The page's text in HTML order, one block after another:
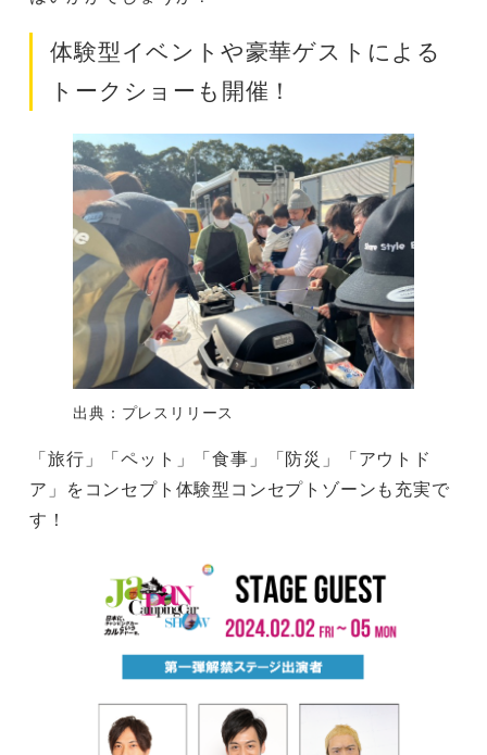
体験型イベントや豪華ゲストによる
トークショーも開催！
出典：プレスリリース
「旅行」「ペット」「食事」「防災」「アウトド
ア」をコンセプト体験型コンセプトゾーンも充実で
す！